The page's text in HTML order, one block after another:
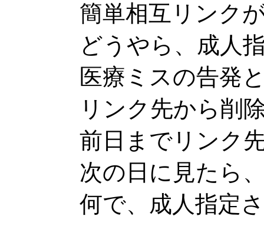
簡単相互リンク
どうやら、成人
医療ミスの告発
リンク先から削
前日までリンク
次の日に見たら
何で、成人指定